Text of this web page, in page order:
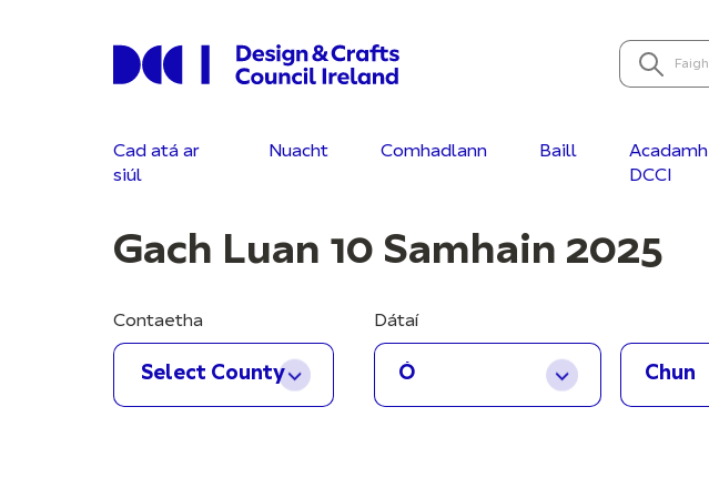
Cad atá ar
siúl
Nuacht Comhadlann Baill
Acadamh
DCCI
Gach Luan 10 Samhain 2025
Contaetha
Select County
Dátaí